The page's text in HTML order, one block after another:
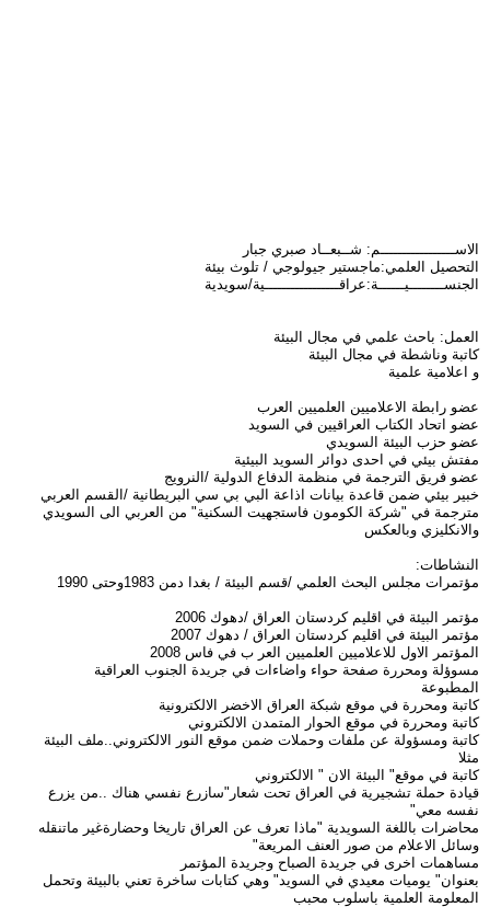
الاســـــــــــــــــم: شــبعــاد صبري جبار
التحصيل العلمي:ماجستير جيولوجي / تلوث بيئة
الجنســــــــيــــــة:عراقـــــــــــــــــية/سويدية
العمل: باحث علمي في مجال البيئة
كاتبة وناشطة في مجال البيئة
و اعلامية علمية
عضو رابطة الاعلاميين العلميين العرب
عضو اتحاد الكتاب العراقيين في السويد
عضو حزب البيئة السويدي
مفتش بيئي في احدى دوائر السويد البيئية
عضو فريق الترجمة في منظمة الدفاع الدولية /النرويج
خبير بيئي ضمن قاعدة بيانات اذاعة البي بي سي البريطانية /القسم العربي
مترجمة في "شركة الكومون فاستجهيت السكنية" من العربي الى السويدي
والانكليزي وبالعكس
النشاطات:
مؤتمرات مجلس البحث العلمي /قسم البيئة / بغدا دمن 1983وحتى 1990
مؤتمر البيئة في اقليم كردستان العراق /دهوك 2006
مؤتمر البيئة في اقليم كردستان العراق / دهوك 2007
المؤتمر الاول للاعلاميين العلميين العر ب في فاس 2008
مسوؤلة ومحررة صفحة حواء واضاءات في جريدة الجنوب العراقية
المطبوعة
كاتبة ومحررة في موقع شبكة العراق الاخضر الالكترونية
كاتبة ومحررة في موقع الحوار المتمدن الالكتروني
كاتبة ومسؤولة عن ملفات وحملات ضمن موقع النور الالكتروني..ملف البيئة
مثلا
كاتبة في موقع" البيئة الان " الالكتروني
قيادة حملة تشجيرية في العراق تحت شعار"سازرع نفسي هناك ..من يزرع
نفسه معي"
محاضرات باللغة السويدية "ماذا تعرف عن العراق تاريخا وحضارةغير ماتنقله
وسائل الاعلام من صور العنف المريعة"
مساهمات اخرى في جريدة الصباح وجريدة المؤتمر
بعنوان" يوميات معيدي في السويد" وهي كتابات ساخرة تعني بالبيئة وتحمل
المعلومة العلمية باسلوب محبب